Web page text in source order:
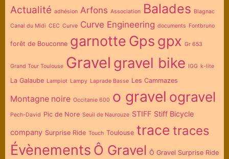
Actualité adhésion Arfons Association Balades Blagnac
Canal du Midi CEC Curve Curve Engineering documents Fontbruno
forêt de Bouconne garnotte Gps gpx Gr 653
Grand Tour Toulouse Gravel gravel bike IGG k-lite
La Galaube Lampiot Lampy Laprade Basse Les Cammazes
Montagne noire Occitanie 600 o gravel ogravel
Pech-David Pic de Nore Seuil de Naurouze STIFF Stiff Bicycle
company Surprise Ride Touch Toulouse trace traces
Évènements Ô Gravel Ô Gravel Surprise Ride